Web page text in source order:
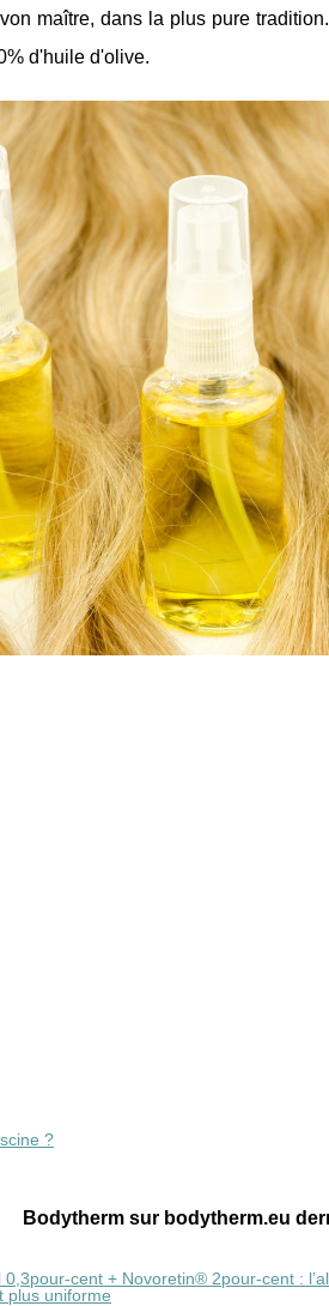
maître, dans la plus pure
d'huile d'olive.
?
Bodytherm sur bodytherm.eu
0,3pour-cent + Novoretin® 2pour-cent :
plus uniforme